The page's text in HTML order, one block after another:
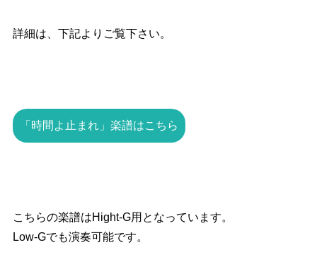
詳細は、下記よりご覧下さい。
「時間よ止まれ」楽譜はこちら
こちらの楽譜はHight-G用となっています。
Low-Gでも演奏可能です。